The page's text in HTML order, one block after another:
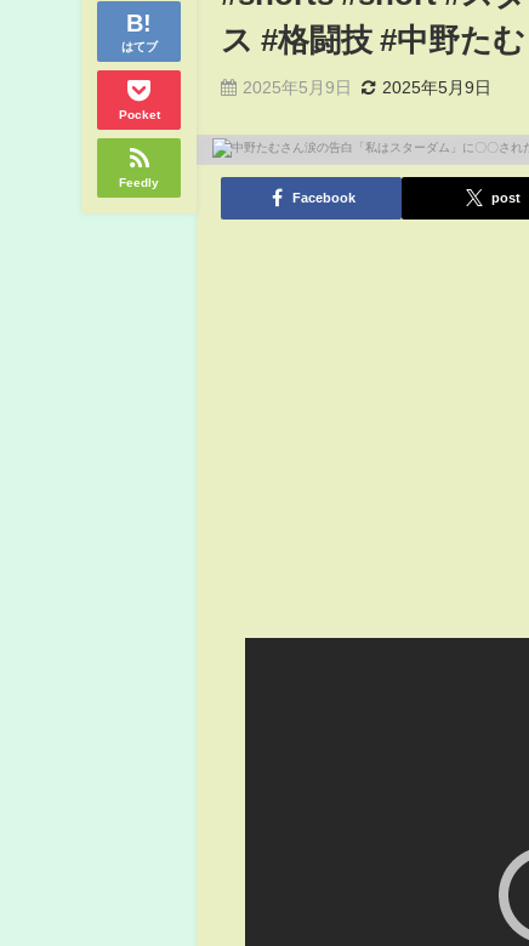
はてブ
Pocket
Feedly
ス #格闘技 #中野た
2025年5月9日 2025年5月9日
Facebook post